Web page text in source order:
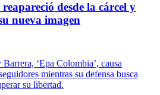
desde la cárcel y
nueva imagen
‘Epa Colombia’, causa
mientras su defensa busca
su libertad.